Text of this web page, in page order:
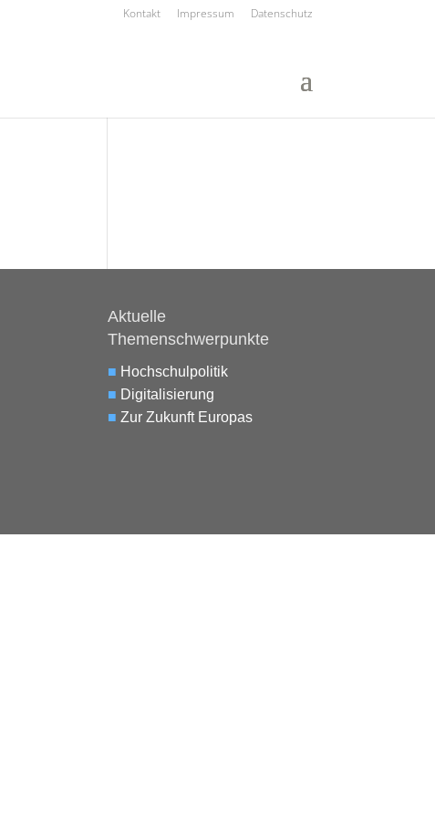
Kontakt Impressum Datenschutz
Aktuelle
Themenschwerpunkte
■ Hochschulpolitik
■ Digitalisierung
■ Zur Zukunft Europas